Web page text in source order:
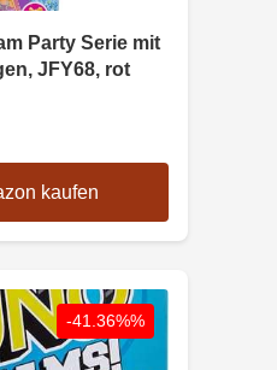
Party Serie mit
JFY68, rot
kaufen
-41.36%%